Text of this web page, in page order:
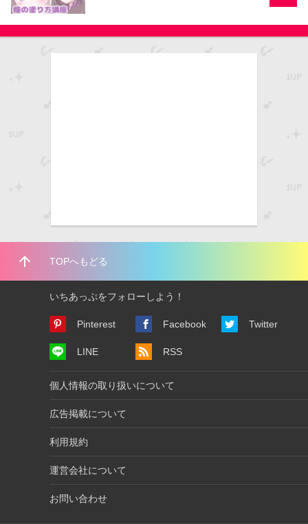
arrow_upward TOPへもどる
いちあっぷをフォローしよう！
Pinterest Facebook Twitter
LINE RSS
個人情報の取り扱いについて
広告掲載について
利用規約
運営会社について
お問い合わせ